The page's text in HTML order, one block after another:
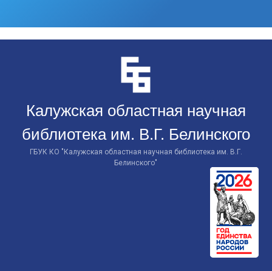
Калужская областная научная
библиотека им. В.Г. Белинского
ГБУК КО "Калужская областная научная библиотека им. В.Г.
Белинского"